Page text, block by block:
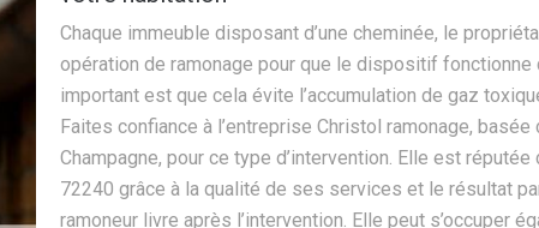
Chaque immeuble disposant d’une cheminée, le
opération de ramonage pour que le dispositif
important est que cela évite l’accumulation de gaz
Faites confiance à l’entreprise Christol ramonage,
Champagne, pour ce type d’intervention. Elle est
72240 grâce à la qualité de ses services et le résultat
ramoneur livre après l’intervention. Elle peut s’occuper